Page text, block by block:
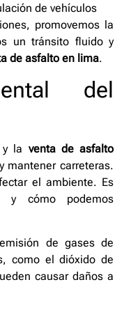
de vehículos
promovemos la
un tránsito fluido y
de asfalto en lima.
del
y la venta de asfalto
mantener carreteras.
el ambiente. Es
y cómo podemos
de gases de
como el dióxido de
causar daños a